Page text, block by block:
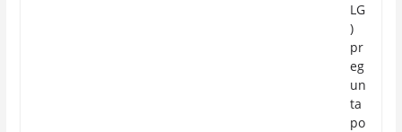
LG
)
pr
eg
un
ta
po